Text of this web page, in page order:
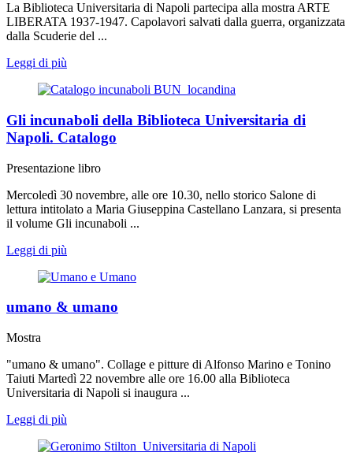
La Biblioteca Universitaria di Napoli partecipa alla mostra ARTE
LIBERATA 1937-1947. Capolavori salvati dalla guerra, organizzata
dalla Scuderie del ...
Leggi di più
Gli incunaboli della Biblioteca Universitaria di
Napoli. Catalogo
Presentazione libro
Mercoledì 30 novembre, alle ore 10.30, nello storico Salone di
lettura intitolato a Maria Giuseppina Castellano Lanzara, si presenta
il volume Gli incunaboli ...
Leggi di più
umano & umano
Mostra
"umano & umano". Collage e pitture di Alfonso Marino e Tonino
Taiuti Martedì 22 novembre alle ore 16.00 alla Biblioteca
Universitaria di Napoli si inaugura ...
Leggi di più